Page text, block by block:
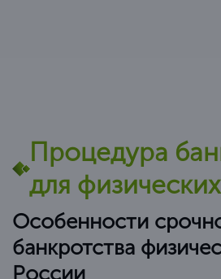
Процедура
для
Особенности
банкротства
России